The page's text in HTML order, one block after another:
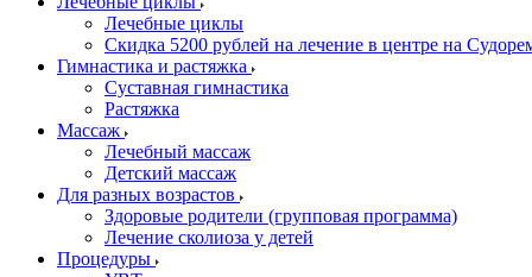
Лечебные циклы
Скидка 5200 рублей на лечение в центре на
Гимнастика и растяжка
Суставная гимнастика
Растяжка
Массаж
Лечебный массаж
Детский массаж
Для разных возрастов
Здоровые родители (групповая программа)
Лечение сколиоза у детей
Процедуры